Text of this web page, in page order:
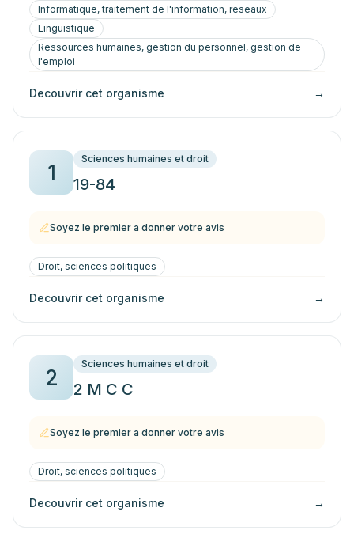
Informatique, traitement de l'information, reseaux
Linguistique
Ressources humaines, gestion du personnel, gestion de
l'emploi
Decouvrir cet organisme →
1
Sciences humaines et droit
19-84
Soyez le premier a donner votre avis
Droit, sciences politiques
Decouvrir cet organisme →
2
Sciences humaines et droit
2 M C C
Soyez le premier a donner votre avis
Droit, sciences politiques
Decouvrir cet organisme →